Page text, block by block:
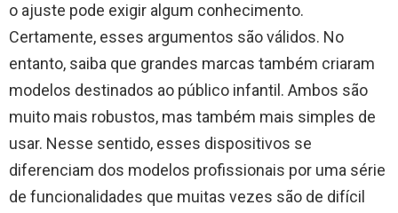
o ajuste pode exigir algum conhecimento.
Certamente, esses argumentos são válidos. No
entanto, saiba que grandes marcas também criaram
modelos destinados ao público infantil. Ambos são
muito mais robustos, mas também mais simples de
usar. Nesse sentido, esses dispositivos se
diferenciam dos modelos profissionais por uma série
de funcionalidades que muitas vezes são de difícil